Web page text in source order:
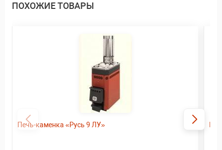
ПОХОЖИЕ ТОВАРЫ
Печь-каменка «Русь 9 ЛУ»